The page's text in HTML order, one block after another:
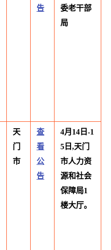
告
委老干部
局
天
门
市
查
看
公
告
4月14日-1
5日,天门
市人力资
源和社会
保障局1
楼大厅。